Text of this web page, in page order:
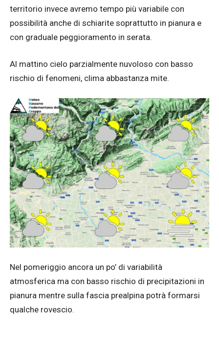
territorio invece avremo tempo più variabile con
possibilità anche di schiarite soprattutto in pianura e
con graduale peggioramento in serata.
Al mattino cielo parzialmente nuvoloso con basso
rischio di fenomeni, clima abbastanza mite.
Nel pomeriggio ancora un po’ di variabilità
atmosferica ma con basso rischio di precipitazioni in
pianura mentre sulla fascia prealpina potrà formarsi
qualche rovescio.